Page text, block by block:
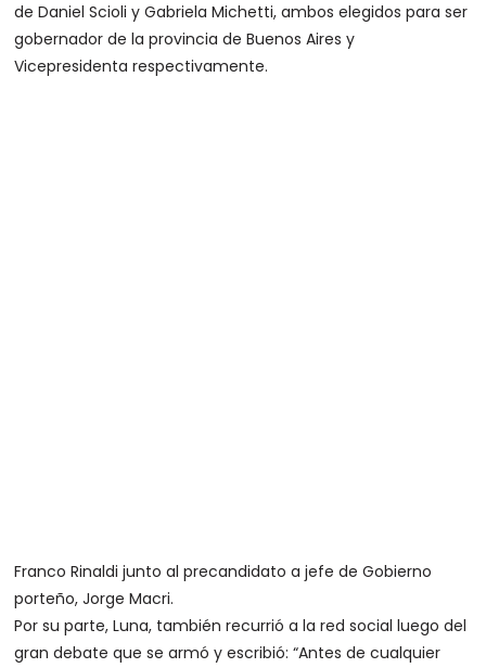
de Daniel Scioli y Gabriela Michetti, ambos elegidos para ser
gobernador de la provincia de Buenos Aires y
Vicepresidenta respectivamente.
Franco Rinaldi junto al precandidato a jefe de Gobierno
porteño, Jorge Macri.
Por su parte, Luna, también recurrió a la red social luego del
gran debate que se armó y escribió: “Antes de cualquier